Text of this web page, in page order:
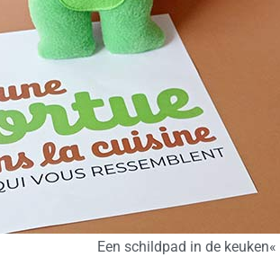
Een schildpad in de